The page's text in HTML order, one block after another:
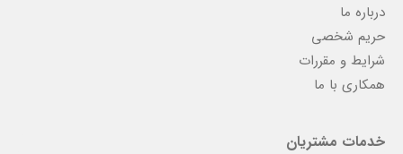
درباره ما
حریم شخصی
شرایط و مقررات
همکاری با ما
خدمات مشتریان